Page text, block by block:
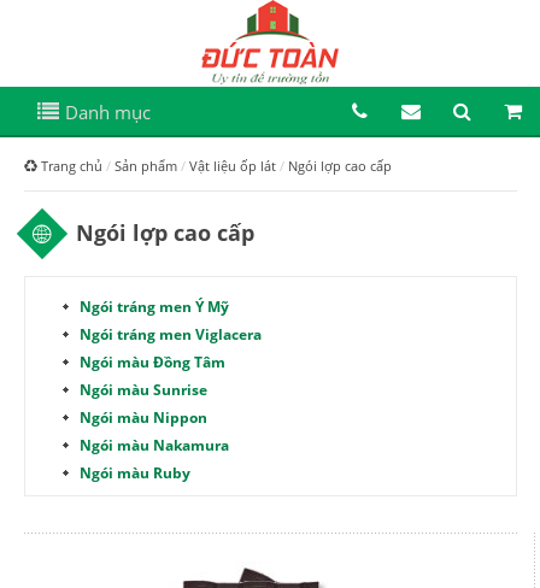
Danh mục
Trang chủ Sản phẩm Vật liệu ốp lát Ngói lợp cao cấp
Ngói lợp cao cấp
Ngói tráng men Ý Mỹ
Ngói tráng men Viglacera
Ngói màu Đồng Tâm
Ngói màu Sunrise
Ngói màu Nippon
Ngói màu Nakamura
Ngói màu Ruby